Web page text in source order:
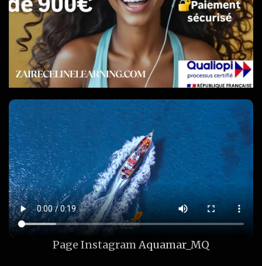
Page InstagramAquamar_MQ